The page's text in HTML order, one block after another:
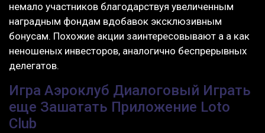
немало участников благодарствуя увеличенным
наградным фондам вдобавок эксклюзивным
бонусам. Похожие акции заинтересовывают а а как
неношеных инвесторов, аналогично беспрерывных
делегатов.
Игра Аэроклуб Диалоговый Играть
еще Зашатать Приложение Loto
Club